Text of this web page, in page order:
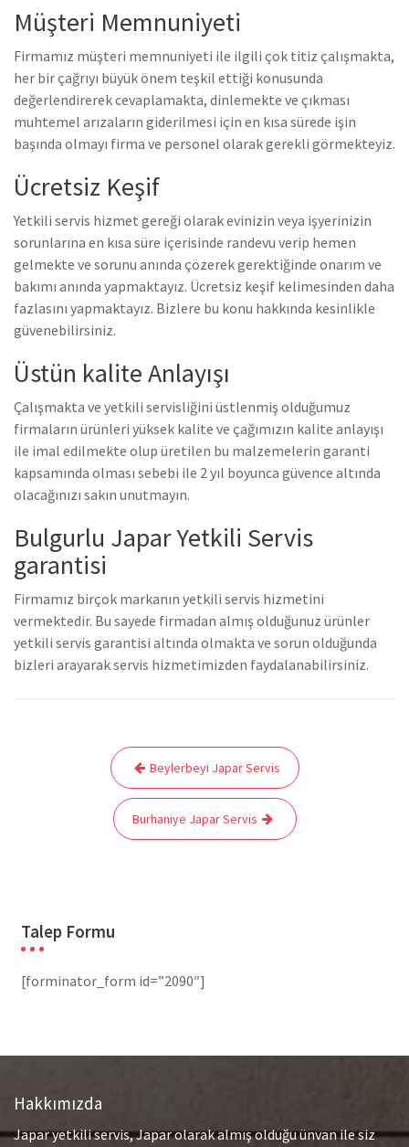
Müşteri Memnuniyeti
Firmamız müşteri memnuniyeti ile ilgili çok titiz çalışmakta,
her bir çağrıyı büyük önem teşkil ettiği konusunda
değerlendirerek cevaplamakta, dinlemekte ve çıkması
muhtemel arızaların giderilmesi için en kısa sürede işin
başında olmayı firma ve personel olarak gerekli görmekteyiz.
Ücretsiz Keşif
Yetkili servis hizmet gereği olarak evinizin veya işyerinizin
sorunlarına en kısa süre içerisinde randevu verip hemen
gelmekte ve sorunu anında çözerek gerektiğinde onarım ve
bakımı anında yapmaktayız. Ücretsiz keşif kelimesinden daha
fazlasını yapmaktayız. Bizlere bu konu hakkında kesinlikle
güvenebilirsiniz.
Üstün kalite Anlayışı
Çalışmakta ve yetkili servisliğini üstlenmiş olduğumuz
firmaların ürünleri yüksek kalite ve çağımızın kalite anlayışı
ile imal edilmekte olup üretilen bu malzemelerin garanti
kapsamında olması sebebi ile 2 yıl boyunca güvence altında
olacağınızı sakın unutmayın.
Bulgurlu Japar Yetkili Servis
garantisi
Firmamız birçok markanın yetkili servis hizmetini
vermektedir. Bu sayede firmadan almış olduğunuz ürünler
yetkili servis garantisi altında olmakta ve sorun olduğunda
bizleri arayarak servis hizmetimizden faydalanabilirsiniz.
gezinmesi
Beylerbeyi Japar Servis
Burhaniye Japar Servis
Talep Formu
[forminator_form id=”2090″]
Hakkımızda
Japar yetkili servis, Japar olarak almış olduğu ünvan ile siz